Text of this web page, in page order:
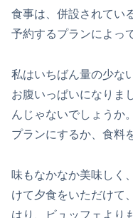
食事は、併設されてい
予約するプランによっ
私はいちばん量の少な
お腹いっぱいになりま
んじゃないでしょうか
プランにするか、食料
味もなかなか美味しく
けて夕食をいただけて
はり、ビュッフェより